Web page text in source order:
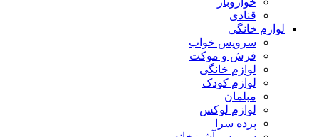
قنادی
لوازم خانگی
سرویس خواب
فرش و موکت
لوازم خانگی
لوازم کودک
مبلمان
لوازم لوکس
پرده سرا